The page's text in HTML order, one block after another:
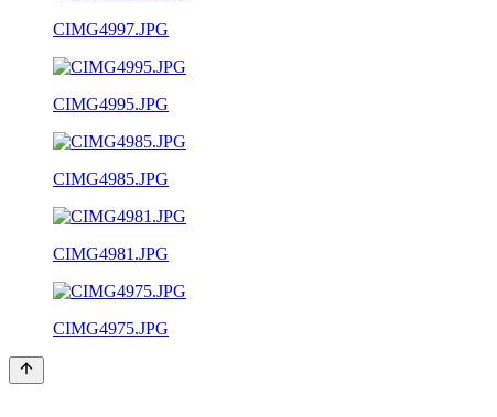
CIMG4997.JPG
CIMG4995.JPG
CIMG4985.JPG
CIMG4981.JPG
CIMG4975.JPG